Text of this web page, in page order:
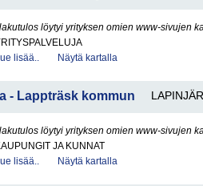
löytyi yrityksen omien www-sivujen
lisää..
Näytä kartalla
- Lappträsk kommun
löytyi yrityksen omien www-sivujen
JA KUNNAT
lisää..
Näytä kartalla